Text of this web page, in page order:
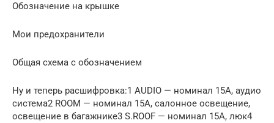
Обозначение на крышке
Мои предохранители
Общая схема с обозначением
Ну и теперь расшифровка:1 AUDIO — номинал 15A, аудио
система2 ROOM — номинал 15A, салонное освещение,
освещение в багажнике3 S.ROOF — номинал 15A, люк4